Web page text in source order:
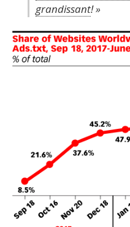
grandissant! »